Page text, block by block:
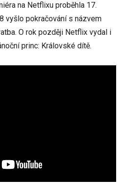
na Netflixu proběhla 17.
vyšlo pokračování s názvem
O rok později Netflix vydal i
princ: Královské dítě.